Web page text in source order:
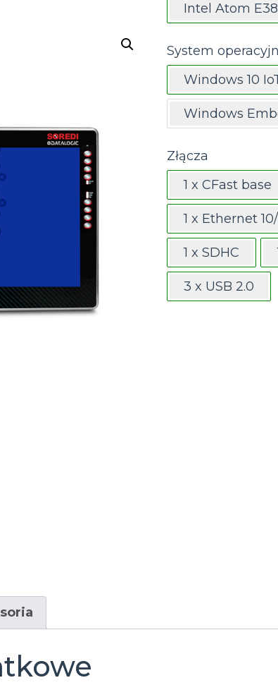
Intel Atom
System
Windows 10
Windows
Złącza
1 x CFast base
1 x Ethernet
1 x SDHC
3 x USB 2.0